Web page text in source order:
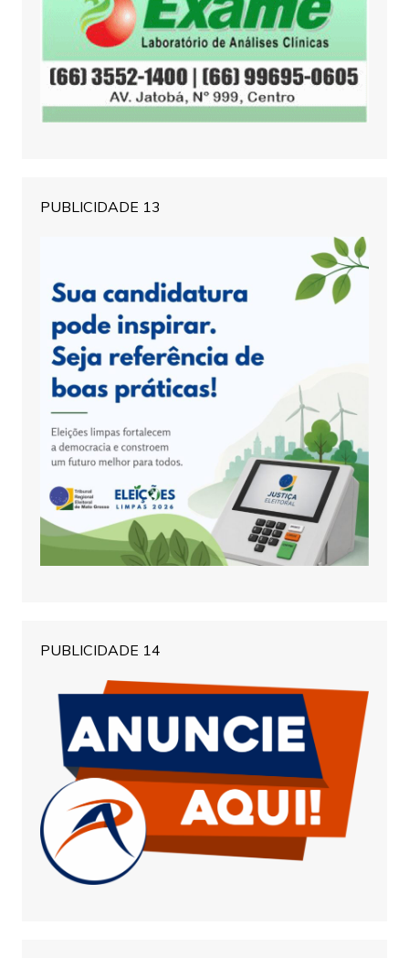
PUBLICIDADE 13
PUBLICIDADE 14